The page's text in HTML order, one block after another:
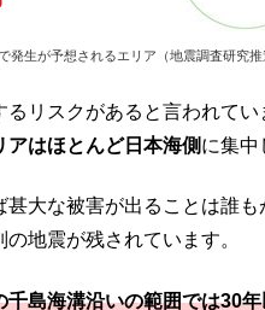
発生が予想されるエリア（地震調査研究
リスクがあると言われて
はほとんど日本海側 に集中
大な被害が出ることは誰
地震が残されています。
千島海溝沿いの範囲では30